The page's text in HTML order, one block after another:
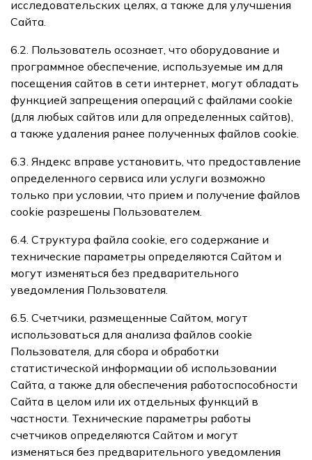
исследовательских целях, а также для улучшения
Сайта.
6.2. Пользователь осознает, что оборудование и
программное обеспечение, используемые им для
посещения сайтов в сети интернет, могут обладать
функцией запрещения операций с файлами cookie
(для любых сайтов или для определенных сайтов),
а также удаления ранее полученных файлов cookie.
6.3. Яндекс вправе установить, что предоставление
определенного сервиса или услуги возможно
только при условии, что прием и получение файлов
cookie разрешены Пользователем.
6.4. Структура файла cookie, его содержание и
технические параметры определяются Сайтом и
могут изменяться без предварительного
уведомления Пользователя.
6.5. Счетчики, размещенные Сайтом, могут
использоваться для анализа файлов cookie
Пользователя, для сбора и обработки
статистической информации об использовании
Сайта, а также для обеспечения работоспособности
Сайта в целом или их отдельных функций в
частности. Технические параметры работы
счетчиков определяются Сайтом и могут
изменяться без предварительного уведомления